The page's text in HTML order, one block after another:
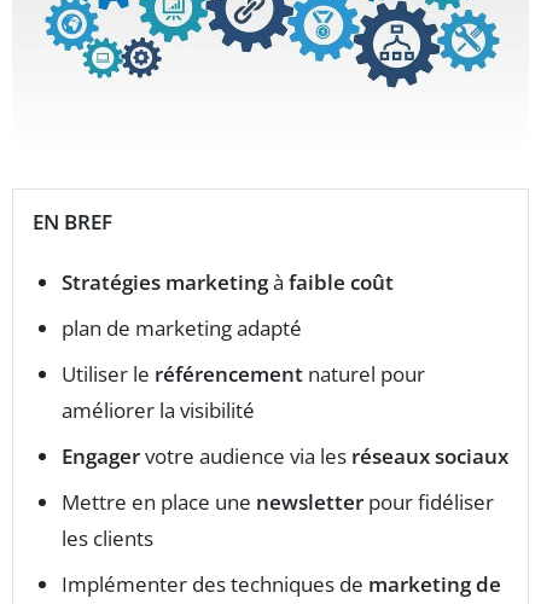
EN BREF
Stratégies marketingà faible coût
plan de marketing adapté
Utiliser le référencement naturel pour
améliorer la visibilité
Engagervotre audience via les réseaux sociaux
Mettre en place une newsletter pour fidéliser
les clients
Implémenter des techniques de marketing de